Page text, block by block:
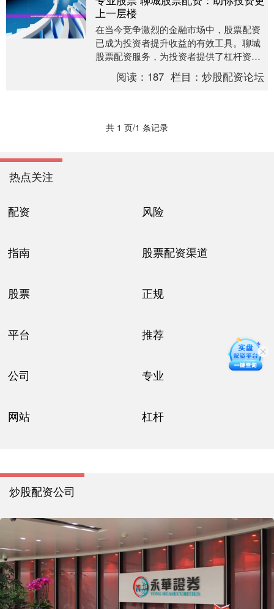
上一层楼
在当今竞争激烈的金融市场中，股票配资
已成为投资者提升收益的有效工具。聊城
股票配资服务，为投资者提供了杠杆资
金，帮助他们放大投资收益。 配资公司向
投资者提供资金杠....
阅读： 187 栏目：炒股配资论坛
共 1 页/1 条记录
热点关注
配资 风险
指南 股票配资渠道
股票 正规
平台 推荐
公司 专业
网站 杠杆
炒股配资公司